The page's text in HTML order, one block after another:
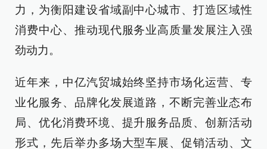
力，为衡阳建设省域副中心城市、打造区域性
消费中心、推动现代服务业高质量发展注入强
劲动力。
近年来，中亿汽贸城始终坚持市场化运营、专
业化服务、品牌化发展道路，不断完善业态布
局、优化消费环境、提升服务品质、创新活动
形式，先后举办多场大型车展、促销活动、文